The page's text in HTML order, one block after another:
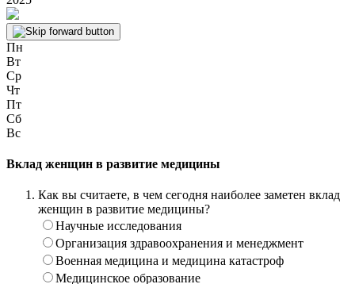
Пн
Вт
Ср
Чт
Пт
Сб
Вс
Вклад женщин в развитие медицины
Как вы считаете, в чем сегодня наиболее заметен вклад
женщин в развитие медицины?
Научные исследования
Организация здравоохранения и менеджмент
Военная медицина и медицина катастроф
Медицинское образование